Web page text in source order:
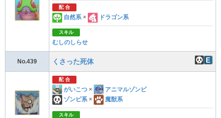
配 合
自然系 × ドラゴン系
スキル
むしのしらせ
No.439 くさった死体
配 合
がいこつ ×
アニマルゾンビ
ゾンビ系 × 魔獣系
スキル